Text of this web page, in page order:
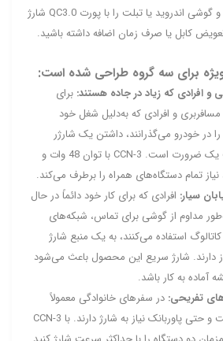
آیفون خود را با پورت PD و گوشی اندروید یا تبلت را با پورت QC3.0 شارژ
کابل یا صرف زمان اضافه داشته باشید.
برای سه گروه طراحی شده است:
و افرادی که زیاد در جاده هستند: برای
مسافربری و افرادی که به‌دلیل شغل خود
در خودرو می‌گذرانند، داشتن یک شارژر
مطمئن و پرسرعت یک ضرورت است. CCN‑3 با توان 48 وات و
تمام دستگاه‌های همراه را برطرف می‌کند.
سیار: افرادی که برای کار خود دائماً در حال
مداوم از گوشی برای تماس، شبکه‌های
استفاده می‌کنند، به یک منبع شارژ
دارند. شارژ سریع این محصول باعث می‌شود
آماده به کار باشد.
تفریحی: در سفرهای خانوادگی معمولاً
چندین گوشی، تبلت و حتی پاوربانک نیاز به شارژ دارند. با CCN‑3